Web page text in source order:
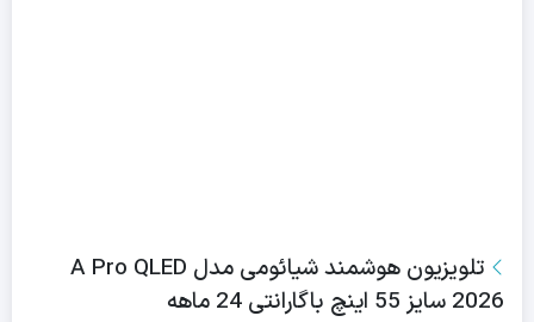
تلویزیون هوشمند شیائومی مدل A Pro QLED
2026 سایز 55 اینچ باگارانتی 24 ماهه